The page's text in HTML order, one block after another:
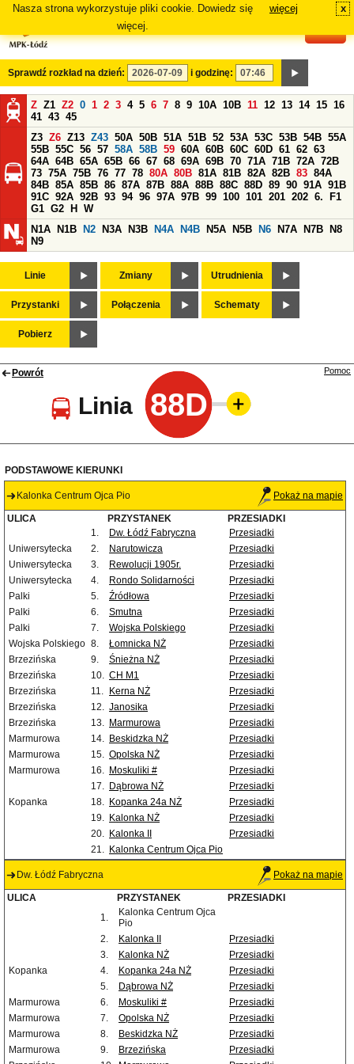
Nasza strona wykorzystuje pliki cookie. Dowiedz się
więcej.
więcej x
Sprawdź rozkład na dzień: i godzinę:
Z Z1 Z2 0 1 2 3 4 5 6 7 8 9 10A 10B 11 12 13 14 15 16
41 43 45
Z3 Z6 Z13 Z43 50A 50B 51A 51B 52 53A 53C 53B 54B 55A
55B 55C 56 57 58A 58B 59 60A 60B 60C 60D 61 62 63
64A 64B 65A 65B 66 67 68 69A 69B 70 71A 71B 72A 72B
73 75A 75B 76 77 78 80A 80B 81A 81B 82A 82B 83 84A
84B 85A 85B 86 87A 87B 88A 88B 88C 88D 89 90 91A 91B
91C 92A 92B 93 94 96 97A 97B 99 100 101 201 202 6.
F1
G1 G2 H
W
N1A
N1B N2 N3A N3B N4A N4B N5A N5B N6 N7A N7B
N8
N9
Linie Zmiany Utrudnienia
Przystanki Połączenia Schematy
Pobierz
Powrót
Linia 88D
Pomoc
PODSTAWOWE KIERUNKI
Kalonka Centrum Ojca Pio Pokaż na mapie
ULICA PRZYSTANEK
PRZESIADKI
1.
Dw. Łódź Fabryczna
Przesiadki
Uniwersytecka
2. Narutowicza
Przesiadki
Uniwersytecka
3. Rewolucji 1905r.
Przesiadki
Uniwersytecka
4. Rondo Solidarności
Przesiadki
Palki
5. Źródłowa
Przesiadki
Palki
6. Smutna
Przesiadki
Palki
7. Wojska Polskiego
Przesiadki
Wojska Polskiego 8. Łomnicka NŻ
Przesiadki
Brzezińska
9. Śnieżna NŻ
Przesiadki
Brzezińska
10. CH M1
Przesiadki
Brzezińska
11. Kerna NŻ
Przesiadki
Brzezińska
12. Janosika
Przesiadki
Brzezińska
13. Marmurowa
Przesiadki
Marmurowa
14. Beskidzka NŻ
Przesiadki
Marmurowa
15. Opolska NŻ
Przesiadki
Marmurowa
16. Moskuliki #
Przesiadki
17. Dąbrowa NŻ
Przesiadki
Kopanka
18. Kopanka 24a NŻ
Przesiadki
19. Kalonka NŻ
Przesiadki
20. Kalonka II
Przesiadki
21. Kalonka Centrum Ojca Pio
Dw. Łódź Fabryczna Pokaż na mapie
ULICA PRZYSTANEK
PRZESIADKI
1.
Kalonka Centrum Ojca
Pio
2.
Kalonka II
Przesiadki
3.
Kalonka NŻ
Przesiadki
Kopanka
4. Kopanka 24a NŻ
Przesiadki
5.
Dąbrowa NŻ
Przesiadki
Marmurowa
6. Moskuliki #
Przesiadki
Marmurowa
7. Opolska NŻ
Przesiadki
Marmurowa
8. Beskidzka NŻ
Przesiadki
Marmurowa
9. Brzezińska
Przesiadki